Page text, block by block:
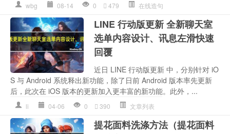
wbg 08-14 0 479 在线造句
LINE 行动版更新 全新聊天室
选单内容设计、讯息左滑快速
回覆
近日 LINE 行动版更新 中，分别针对 iO
S 与 Android 系统释出新功能，除了日前 Android 版本率先更新
后，此次在 iOS 版本的更新加入更丰富的新功能。此外，...
li 04-06 0 390 文章列表
提花面料洗涤方法（提花面料